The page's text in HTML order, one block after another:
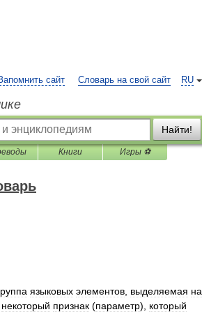
RU
сайт Словарь на свой сайт
Найти!
Книги Игры ⚽
языковых элементов выделяемая на
некоторый признак (параметр), который